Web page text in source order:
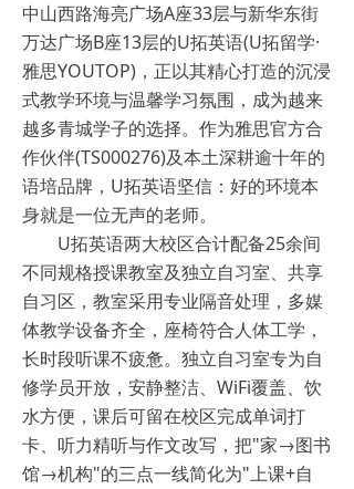
校园环境
师资团队
联系我们
中山西路海亮广场A座33层与新华东街
万达广场B座13层的U拓英语(U拓留学·
雅思YOUTOP)，正以其精心打造的沉浸
式教学环境与温馨学习氛围，成为越来
越多青城学子的选择。作为雅思官方合
作伙伴(TS000276)及本土深耕逾十年的
语培品牌，U拓英语坚信：好的环境本
身就是一位无声的老师。
U拓英语两大校区合计配备25余间
不同规格授课教室及独立自习室、共享
自习区，教室采用专业隔音处理，多媒
体教学设备齐全，座椅符合人体工学，
长时段听课不疲惫。独立自习室专为自
修学员开放，安静整洁、WiFi覆盖、饮
水方便，课后可留在校区完成单词打
卡、听力精听与作文改写，把"家→图书
馆→机构"的三点一线简化为"上课+自